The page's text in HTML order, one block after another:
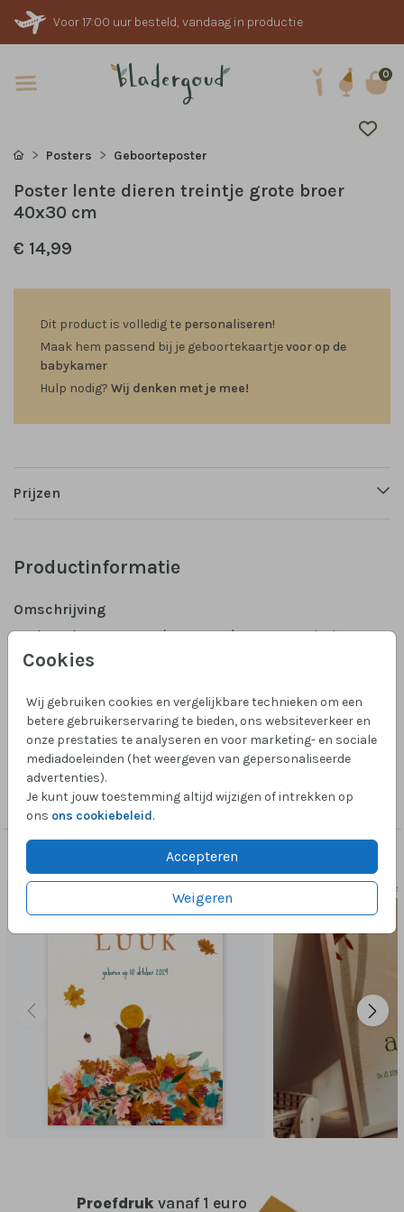
Voor 17:00 uur besteld, vandaag in productie
0
Cookies
Wij gebruiken cookies en vergelijkbare technieken om een
betere gebruikerservaring te bieden, ons websiteverkeer en
onze prestaties te analyseren en voor marketing- en sociale
mediadoeleinden (het weergeven van gepersonaliseerde
advertenties).
Je kunt jouw toestemming altijd wijzigen of intrekken op
ons ons cookiebeleid.
Accepteren
Weigeren
Posters Geboorteposter
Poster lente dieren treintje grote broer
40x30 cm
€ 14,99
Dit product is volledig te personaliseren!
Maak hem passend bij je geboortekaartjevoor op de
babykamer
Hulp nodig? Wij denken met je mee!
Prijzen
Productinformatie
Omschrijving
Leuke geboorteposter (30x40 cm) met een treintje
met verschillende lente diertjes, zoals een schaap,
broer houdt een mandje met baby vast. Pas zelf de
haarkleur van het jongetje aan door erop te klikken.
Past mooi bij het geboortekaartje.
Toon meer
Collectie
Geboorteposter
Dit vind je misschien ook leuk
Proefdruk vanaf 1 euro